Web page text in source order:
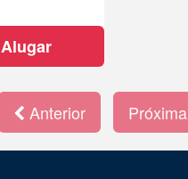
Alugar
Anterior Próxima